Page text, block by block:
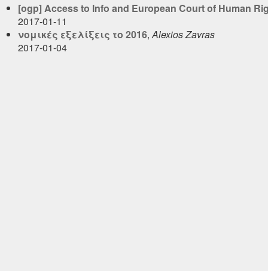
[ogp] Access to Info and European Court of Human
2017-01-11
νομικές εξελίξεις το 2016,Alexios Zavras
2017-01-04